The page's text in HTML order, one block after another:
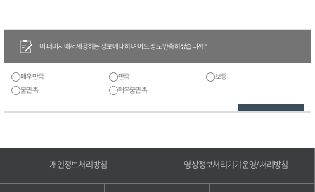
이 페이지에서 제공하는 정보에 대하여 어느 정도 만족하셨습니까?
매우만족 만족
보통
불만족
매우불만족
개인정보처리방침 영상정보처리기기운영/처리방침